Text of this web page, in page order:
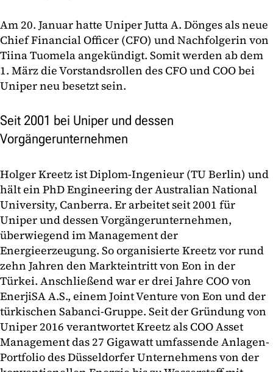
Am 20. Januar hatte Uniper Jutta A. Dönges als neue
Chief Financial Officer (CFO) und Nachfolgerin von
Tiina Tuomela angekündigt. Somit werden ab dem
1. März die Vorstandsrollen des CFO und COO bei
Uniper neu besetzt sein.
Seit 2001 bei Uniper und dessen
Vorgängerunternehmen
Holger Kreetz ist Diplom-Ingenieur (TU Berlin) und
hält ein PhD Engineering der Australian National
University, Canberra. Er arbeitet seit 2001 für
Uniper und dessen Vorgängerunternehmen,
überwiegend im Management der
Energieerzeugung. So organisierte Kreetz vor rund
zehn Jahren den Markteintritt von Eon in der
Türkei. Anschließend war er drei Jahre COO von
EnerjiSA A.S., einem Joint Venture von Eon und der
türkischen Sabanci-Gruppe. Seit der Gründung von
Uniper 2016 verantwortet Kreetz als COO Asset
Management das 27 Gigawatt umfassende Anlagen-
Portfolio des Düsseldorfer Unternehmens von der